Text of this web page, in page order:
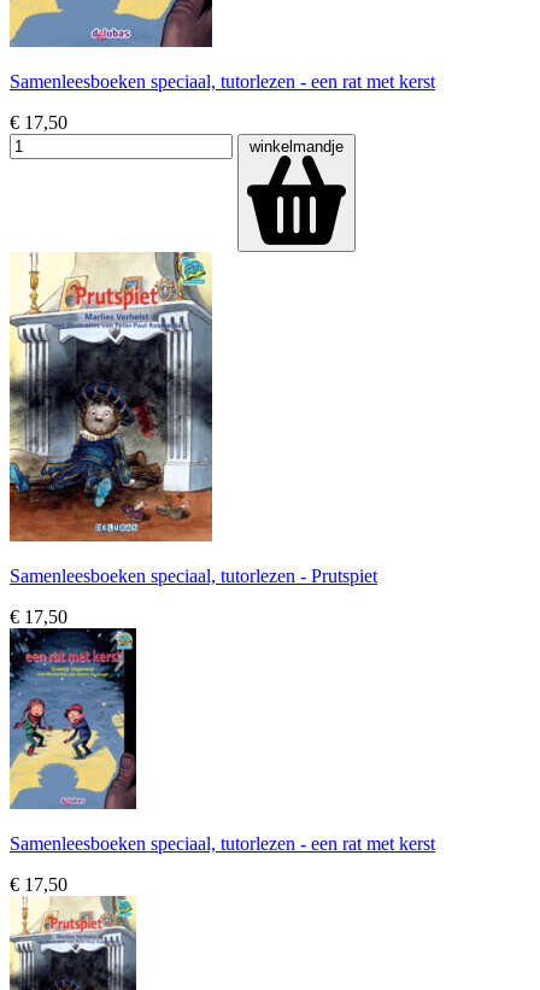
Samenleesboeken speciaal, tutorlezen - een rat met kerst
€ 17,50
winkelmandje
Samenleesboeken speciaal, tutorlezen - Prutspiet
€ 17,50
Samenleesboeken speciaal, tutorlezen - een rat met kerst
€ 17,50